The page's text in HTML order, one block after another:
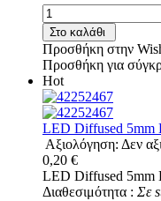
Στο καλάθι
Προσθήκη στην
Προσθήκη για
Hot
LED Diffused 5mm
Αξιολόγηση: Δεν
0,20 €
LED Diffused 5mm
Διαθεσιμότητα : Σε